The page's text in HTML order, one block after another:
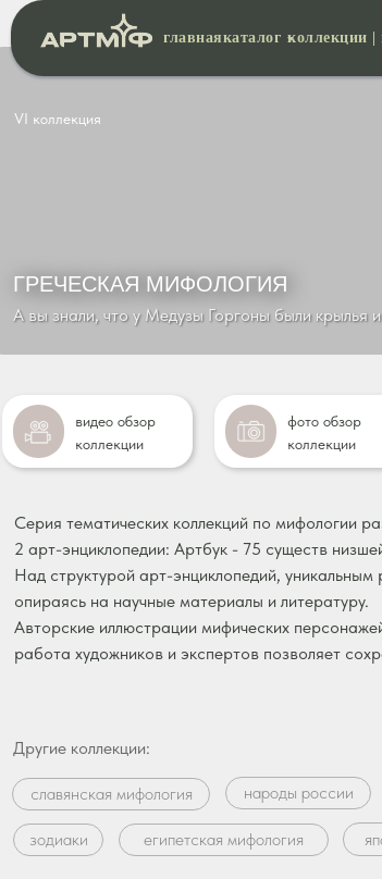
главнаякаталог коллекции |
ГРЕЧЕСКАЯ МИФОЛОГИЯ
VI коллекция
А вы знали, что у Медузы Горгоны были крылья
Серия тематических коллекций по мифологии
2 арт-энциклопедии: Артбук - 75 существ
Над структурой арт-энциклопедий,
опираясь на научные материалы и литературу.
Авторские иллюстрации мифических
работа художников и экспертов позволяет
видео обзор
коллекции
фото обзор
коллекции
Другие коллекции:
славянская мифология народы россии
зодиаки египетская мифология